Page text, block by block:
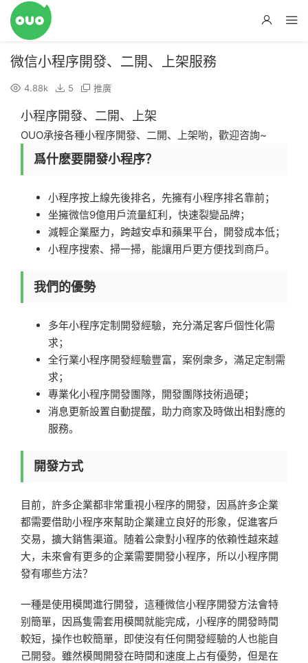
微信小程序開發、二開、上架服務
4.88k 5 推廣
小程序開發、二開、上架
OUO承接各種小程序開發、二開、上架喲，歡迎咨詢~
爲什麽要開發小程序？
小程序按上線先後排名，先擁有小程序排名靠前；
坐擁微信9億用戶流量紅利，快速裂變品牌；
減輕企業壓力，跨越安卓和蘋果平台，開發成本低；
小程序搜索、掃一掃，能讓用戶更方便找到商戶。
我們的優勢
多年小程序定制開發經驗，充分滿足客戶個性化需
求；
全行業小程序開發經驗豐富，案例衆多，滿足定制需
求；
專業化小程序開發團隊，開發團隊技術過硬；
消息更新設置自動提醒，助力商家及時做出相對應的
服務。
開發方式
目前，許多企業都非常重視小程序的開發，因爲許多企業
都需要借助小程序來幫助企業建立良好的形象，促進客戶
交易，擴大銷售渠道。随着公衆對小程序的依賴性越來越
大，未來會有更多的企業需要開發小程序，所以小程序開
發有哪些方法？
一種是使用模闆進行開發，這種微信小程序開發方法會特
别簡單，因爲隻需套用模闆就能完成，小程序的開發時間
較短，操作也較簡單，即使沒有任何開發經驗的人也能自
己開發。雖然模闆開發在時間和速度上占有優勢，但是在